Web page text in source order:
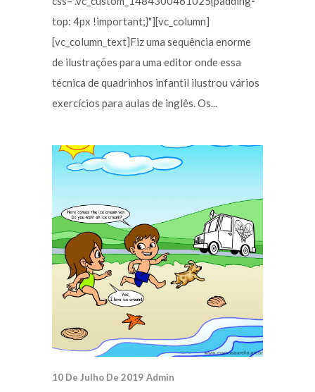
top: 4px !important;}"][vc_column]
[vc_column_text]Fiz uma sequência enorme
de ilustrações para uma editor onde essa
técnica de quadrinhos infantil ilustrou vários
exercícios para aulas de inglês. Os...
10 De Julho De 2019 Admin